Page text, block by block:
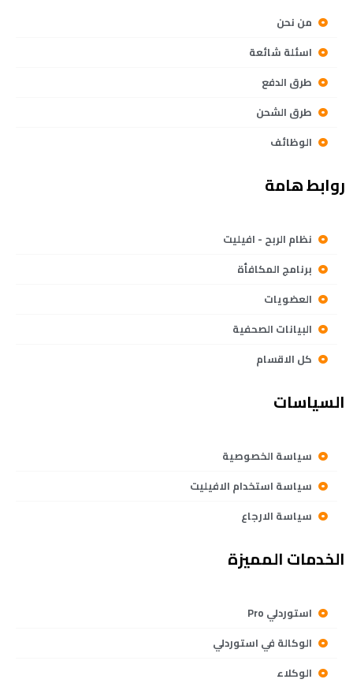
من نحن
اسئلة شائعة
طرق الدفع
طرق الشحن
الوظائف
روابط هامة
نظام الربح - افيليت
برنامج المكافأة
العضويات
البيانات الصحفية
كل الاقسام
السياسات
سياسة الخصوصية
سياسة استخدام الافيليت
سياسة الارجاع
الخدمات المميزة
استوردلي Pro
الوكالة في استوردلي
الوكلاء